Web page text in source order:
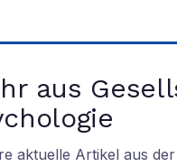
aus
aktuelle Artikel aus